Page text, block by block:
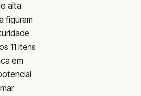
alta
figuram
11 itens
em